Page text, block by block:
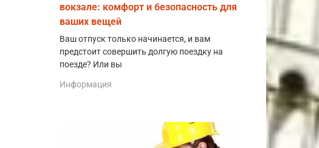
вокзале: комфорт и безопасность для
ваших вещей
Ваш отпуск только начинается, и вам
предстоит совершить долгую поездку на
поезде? Или вы
Информация